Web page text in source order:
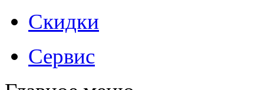
Скидки
Сервис